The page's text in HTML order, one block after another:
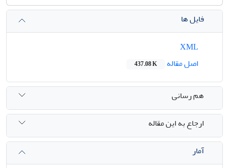
فایل ها
اصل مقاله
437.08 K
هم رسانی
ارجاع به این مقاله
آمار